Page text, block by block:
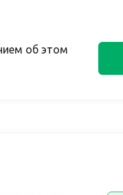
об этом